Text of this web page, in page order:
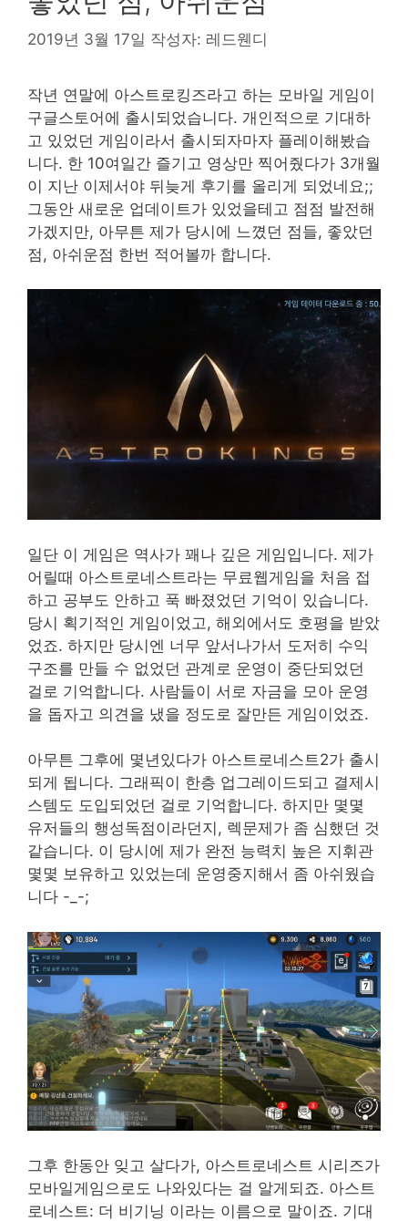
2019년 3월 17일 작성자: 레드웬디
작년 연말에 아스트로킹즈라고 하는 모바일 게임이
구글스토어에 출시되었습니다. 개인적으로 기대하
고 있었던 게임이라서 출시되자마자 플레이해봤습
니다. 한 10여일간 즐기고 영상만 찍어줬다가 3개월
이 지난 이제서야 뒤늦게 후기를 올리게 되었네요;;
그동안 새로운 업데이트가 있었을테고 점점 발전해
가겠지만, 아무튼 제가 당시에 느꼈던 점들, 좋았던
점, 아쉬운점 한번 적어볼까 합니다.
일단 이 게임은 역사가 꽤나 깊은 게임입니다. 제가
어릴때 아스트로네스트라는 무료웹게임을 처음 접
하고 공부도 안하고 푹 빠졌었던 기억이 있습니다.
당시 획기적인 게임이었고, 해외에서도 호평을 받았
었죠. 하지만 당시엔 너무 앞서나가서 도저히 수익
구조를 만들 수 없었던 관계로 운영이 중단되었던
걸로 기억합니다. 사람들이 서로 자금을 모아 운영
을 돕자고 의견을 냈을 정도로 잘만든 게임이었죠.
아무튼 그후에 몇년있다가 아스트로네스트2가 출시
되게 됩니다. 그래픽이 한층 업그레이드되고 결제시
스템도 도입되었던 걸로 기억합니다. 하지만 몇몇
유저들의 행성독점이라던지, 렉문제가 좀 심했던 것
같습니다. 이 당시에 제가 완전 능력치 높은 지휘관
몇몇 보유하고 있었는데 운영중지해서 좀 아쉬웠습
니다 -_-;
그후 한동안 잊고 살다가, 아스트로네스트 시리즈가
모바일게임으로도 나와있다는 걸 알게되죠. 아스트
로네스트: 더 비기닝 이라는 이름으로 말이죠. 기대